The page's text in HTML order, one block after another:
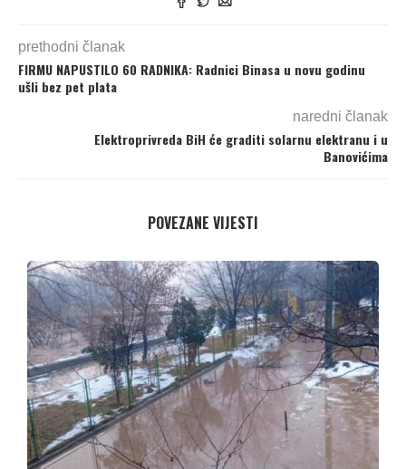
prethodni članak
FIRMU NAPUSTILO 60 RADNIKA: Radnici Binasa u novu godinu
ušli bez pet plata
naredni članak
Elektroprivreda BiH će graditi solarnu elektranu i u
Banovićima
POVEZANE VIJESTI